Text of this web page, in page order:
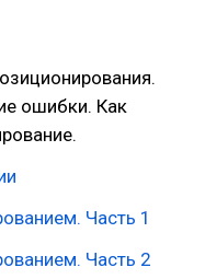
ошибки. Как
Часть 1
Часть 2